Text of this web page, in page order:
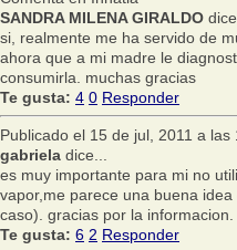
SANDRA MILENA GIRALDO
si, realmente me ha servido de
ahora que a mi madre le
consumirla. muchas gracias
Te gusta: 4 0 Responder
Publicado el 15 de jul, 2011 a las
gabriela dice...
es muy importante para mi no
vapor,me parece una buena
caso). gracias por la informacion.
Te gusta: 6 2 Responder